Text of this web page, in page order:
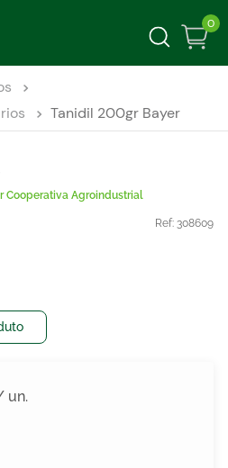
0
Tanidil 200gr Bayer
Cooperativa Agroindustrial
Ref: 308609